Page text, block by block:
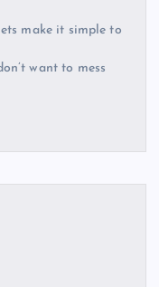
make it simple to
want to mess